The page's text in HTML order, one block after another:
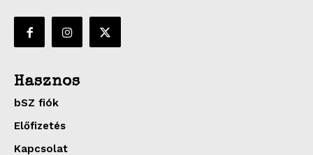
Hasznos
bSZ fiók
Előfizetés
Kapcsolat